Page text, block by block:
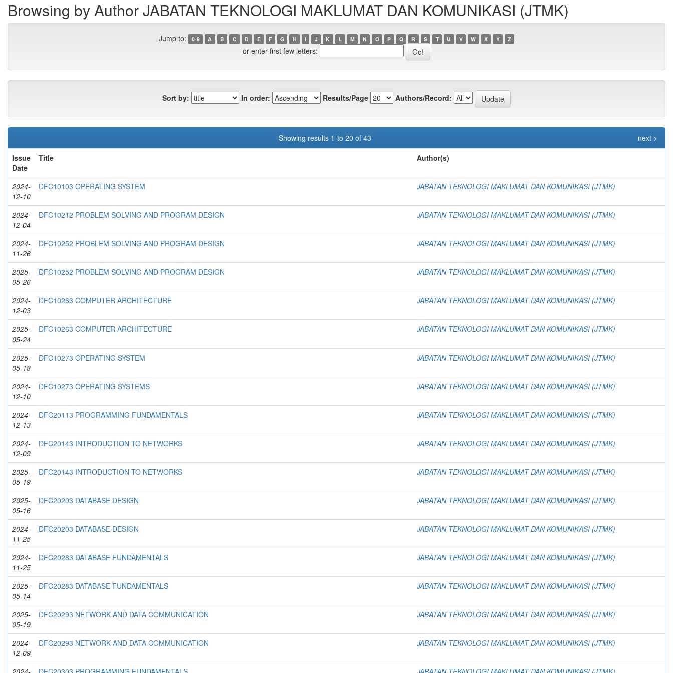
Browsing by Author JABATAN TEKNOLOGI MAKLUMAT DAN KOMUNIKASI (JTMK)
Jump to: 0-9 A B C D E F G H I J K L M N O P Q R S T U V W X Y Z
or enter first few letters:
Sort by: In order: Results/Page Authors/Record:
Showing results 1 to 20 of 43
next >
Issue
Date
Title Author(s)
2024-
12-10
DFC10103 OPERATING SYSTEM JABATAN TEKNOLOGI MAKLUMAT DAN KOMUNIKASI (JTMK)
2024-
12-04
DFC10212 PROBLEM SOLVING AND PROGRAM DESIGN JABATAN TEKNOLOGI MAKLUMAT DAN KOMUNIKASI (JTMK)
2024-
11-26
DFC10252 PROBLEM SOLVING AND PROGRAM DESIGN JABATAN TEKNOLOGI MAKLUMAT DAN KOMUNIKASI (JTMK)
2025-
05-26
DFC10252 PROBLEM SOLVING AND PROGRAM DESIGN JABATAN TEKNOLOGI MAKLUMAT DAN KOMUNIKASI (JTMK)
2024-
12-03
DFC10263 COMPUTER ARCHITECTURE JABATAN TEKNOLOGI MAKLUMAT DAN KOMUNIKASI (JTMK)
2025-
05-24
DFC10263 COMPUTER ARCHITECTURE JABATAN TEKNOLOGI MAKLUMAT DAN KOMUNIKASI (JTMK)
2025-
05-18
DFC10273 OPERATING SYSTEM JABATAN TEKNOLOGI MAKLUMAT DAN KOMUNIKASI (JTMK)
2024-
12-10
DFC10273 OPERATING SYSTEMS JABATAN TEKNOLOGI MAKLUMAT DAN KOMUNIKASI (JTMK)
2024-
12-13
DFC20113 PROGRAMMING FUNDAMENTALS JABATAN TEKNOLOGI MAKLUMAT DAN KOMUNIKASI (JTMK)
2024-
12-09
DFC20143 INTRODUCTION TO NETWORKS JABATAN TEKNOLOGI MAKLUMAT DAN KOMUNIKASI (JTMK)
2025-
05-19
DFC20143 INTRODUCTION TO NETWORKS JABATAN TEKNOLOGI MAKLUMAT DAN KOMUNIKASI (JTMK)
2025-
05-16
DFC20203 DATABASE DESIGN JABATAN TEKNOLOGI MAKLUMAT DAN KOMUNIKASI (JTMK)
2024-
11-25
DFC20203 DATABASE DESIGN JABATAN TEKNOLOGI MAKLUMAT DAN KOMUNIKASI (JTMK)
2024-
11-25
DFC20283 DATABASE FUNDAMENTALS JABATAN TEKNOLOGI MAKLUMAT DAN KOMUNIKASI (JTMK)
2025-
05-14
DFC20283 DATABASE FUNDAMENTALS JABATAN TEKNOLOGI MAKLUMAT DAN KOMUNIKASI (JTMK)
2025-
05-19
DFC20293 NETWORK AND DATA COMMUNICATION JABATAN TEKNOLOGI MAKLUMAT DAN KOMUNIKASI (JTMK)
2024-
12-09
DFC20293 NETWORK AND DATA COMMUNICATION JABATAN TEKNOLOGI MAKLUMAT DAN KOMUNIKASI (JTMK)